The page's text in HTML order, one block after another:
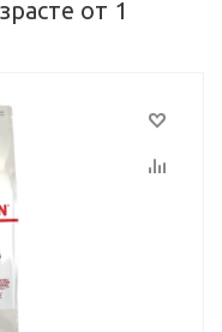
от 1